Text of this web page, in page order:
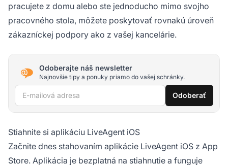
pracujete z domu alebo ste jednoducho mimo svojho
pracovného stola, môžete poskytovať rovnakú úroveň
zákazníckej podpory ako z vašej kancelárie.
Odoberajte náš newsletter
Najnovšie tipy a ponuky priamo do vašej schránky.
E-mailová adresa Odoberať
Stiahnite si aplikáciu LiveAgent iOS
Začnite dnes stahovaním aplikácie LiveAgent iOS z App
Store. Aplikácia je bezplatná na stiahnutie a funguje